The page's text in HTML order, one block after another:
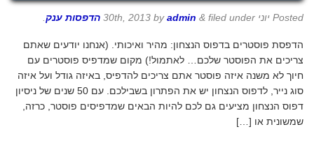
Posted יוני 30th, 2013 byadmin & filed under הדפסות ענק
הדפסת פוסטרים בדפוס הנצחון: מהיר ואיכותי. (אנחנו יודעים שאתם
צריכים את הפוסטר שלכם… לאתמול!) מקום שמדפיס פוסטרים עם
חיוך לא משנה איזה פוסטר אתם צריכים להדפיס, באיזה גודל ועל איזה
סוג נייר, לדפוס הנצחון יש את הפתרון בשבילכם. עם 50 שנים של ניסיון
דפוס הנצחון מציעים גם לכם להיות הבאים שמדפיסים פוסטר, כרזה,
שמשונית או […]